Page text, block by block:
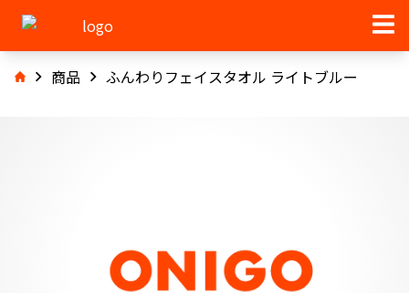
商品 ふんわりフェイスタオル ライトブルー